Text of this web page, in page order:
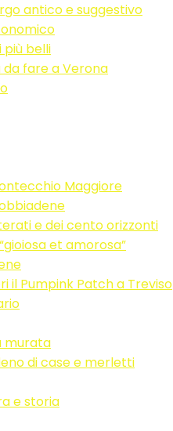
antico e suggestivo
più belli
fare a Verona
Maggiore
e dei cento orizzonti
et amorosa”
il Pumpink Patch a Treviso
murata
di case e merletti
e storia